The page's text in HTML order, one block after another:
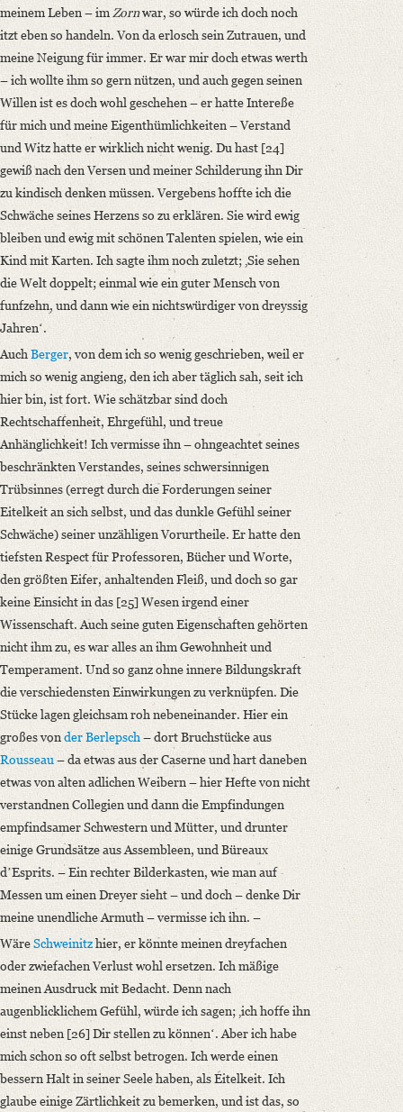
meinem Leben – im Zornwar, so würde ich doch noch
itzt eben so handeln. Von da erlosch sein Zutrauen, und
meine Neigung für immer. Er war mir doch etwas werth
– ich wollte ihm so gern nützen, und auch gegen seinen
Willen ist es doch wohl geschehen – er hatte Intereße
für mich und meine Eigenthümlichkeiten – Verstand
und Witz hatte er wirklich nicht wenig. Du hast [24]
gewiß nach den Versen und meiner Schilderung ihn Dir
zu kindisch denken müssen. Vergebens hoffte ich die
Schwäche seines Herzens so zu erklären. Sie wird ewig
bleiben und ewig mit schönen Talenten spielen, wie ein
Kind mit Karten. Ich sagte ihm noch zuletzt; ‚Sie sehen
die Welt doppelt; einmal wie ein guter Mensch von
funfzehn, und dann wie ein nichtswürdiger von dreyssig
Jahrenʻ.
Auch Berger, von dem ich so wenig geschrieben, weil er
mich so wenig angieng, den ich aber täglich sah, seit ich
hier bin, ist fort. Wie schätzbar sind doch
Rechtschaffenheit, Ehrgefühl, und treue
Anhänglichkeit! Ich vermisse ihn – ohngeachtet seines
beschränkten Verstandes, seines schwersinnigen
Trübsinnes (erregt durch die Forderungen seiner
Eitelkeit an sich selbst, und das dunkle Gefühl seiner
Schwäche) seiner unzähligen Vorurtheile. Er hatte den
tiefsten Respect für Professoren, Bücher und Worte,
den größten Eifer, anhaltenden Fleiß, und doch so gar
keine Einsicht in das [25] Wesen irgend einer
Wissenschaft. Auch seine guten Eigenschaften gehörten
nicht ihm zu, es war alles an ihm Gewohnheit und
Temperament. Und so ganz ohne innere Bildungskraft
die verschiedensten Einwirkungen zu verknüpfen. Die
Stücke lagen gleichsam roh nebeneinander. Hier ein
großes vonder Berlepsch – dort Bruchstücke aus
Rousseau – da etwas aus der Caserne und hart daneben
etwas von alten adlichen Weibern – hier Hefte von nicht
verstandnen Collegien und dann die Empfindungen
empfindsamer Schwestern und Mütter, und drunter
einige Grundsätze aus Assembleen, und Büreaux
dʼEsprits. – Ein rechter Bilderkasten, wie man auf
Messen um einen Dreyer sieht – und doch – denke Dir
meine unendliche Armuth – vermisse ich ihn. –
WäreSchweinitzhier, er könnte meinen dreyfachen
oder zwiefachen Verlust wohl ersetzen. Ich mäßige
meinen Ausdruck mit Bedacht. Denn nach
augenblicklichem Gefühl, würde ich sagen; ‚ich hoffe ihn
einst neben [26] Dir stellen zu könnenʻ. Aber ich habe
mich schon so oft selbst betrogen. Ich werde einen
bessern Halt in seiner Seele haben, als Eitelkeit. Ich
glaube einige Zärtlichkeit zu bemerken, und ist das, so